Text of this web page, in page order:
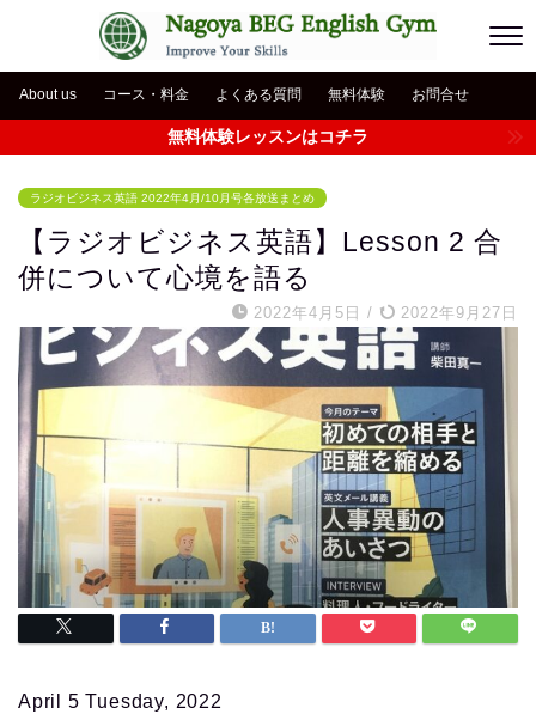
About us コース・料金 よくある質問 無料体験 お問合せ
無料体験レッスンはコチラ
ラジオビジネス英語 2022年4月/10月号各放送まとめ
【ラジオビジネス英語】Lesson 2 合
併について心境を語る
2022年4月5日 / 2022年9月27日
April 5 Tuesday, 2022